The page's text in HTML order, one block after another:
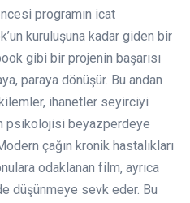
programın icat
kuruluşuna kadar giden bir
gibi bir projenin başarısı
paraya dönüşür. Bu andan
ihanetler seyirciyi
psikolojisi beyazperdeye
çağın kronik hastalıkları
odaklanan film, ayrıca
düşünmeye sevk eder. Bu